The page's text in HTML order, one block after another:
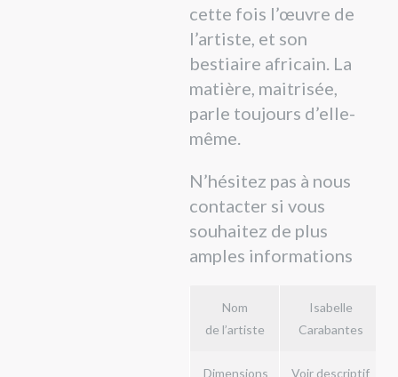
cette fois l’œuvre de
l’artiste, et son
bestiaire africain. La
matière, maitrisée,
parle toujours d’elle-
même.
N’hésitez pas à nous
contacter si vous
souhaitez de plus
amples informations
Nom
de l’artiste
Isabelle
Carabantes
Dimensions Voir descriptif